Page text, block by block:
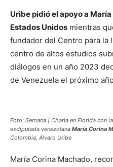
Uribe pidió el apoyo a
Estados Unidos mientras
fundador del Centro para la
centro de altos estudios
diálogos en un año 2023
de Venezuela el próximo
Foto: Semana | Charla en Florida con
exdiputada venezolana María Corina
Colombia, Álvaro Uribe
María Corina Machado,